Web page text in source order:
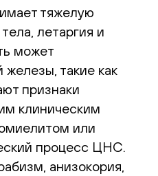
тяжелую
летаргия и
может
такие как
признаки
клиническим
или
процесс ЦНС.
анизокория,